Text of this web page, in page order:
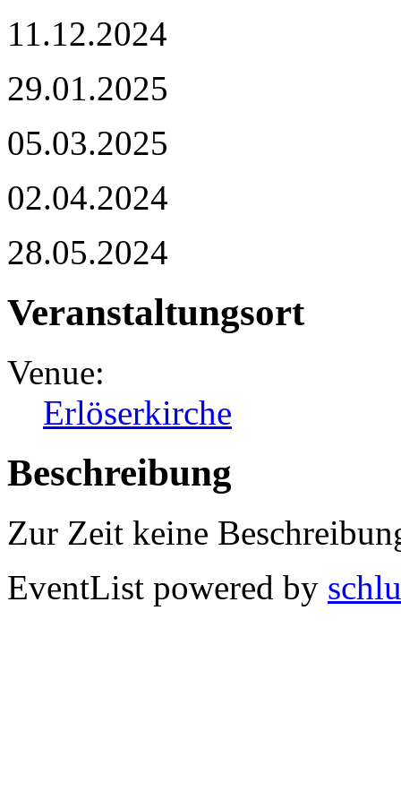
11.12.2024
29.01.2025
05.03.2025
02.04.2024
28.05.2024
Veranstaltungsort
Venue:
Erlöserkirche
Beschreibung
Zur Zeit keine
EventList powered by